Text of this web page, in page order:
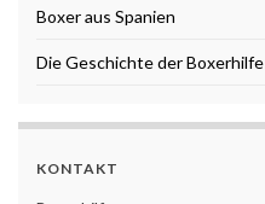
Boxer aus Spanien
Die Geschichte der Boxerhilfe
KONTAKT